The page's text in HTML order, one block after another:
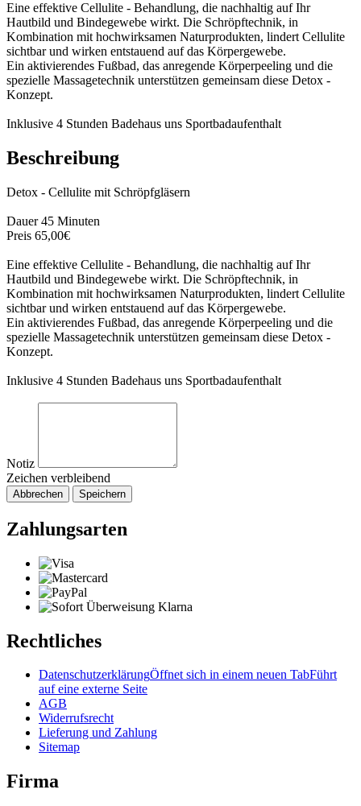
Eine effektive Cellulite - Behandlung, die nachhaltig auf Ihr
Hautbild und Bindegewebe wirkt. Die Schröpftechnik, in
Kombination mit hochwirksamen Naturprodukten, lindert Cellulite
sichtbar und wirken entstauend auf das Körpergewebe.
Ein aktivierendes Fußbad, das anregende Körperpeeling und die
spezielle Massagetechnik unterstützen gemeinsam diese Detox -
Konzept.
Inklusive 4 Stunden Badehaus uns Sportbadaufenthalt
Beschreibung
Detox - Cellulite mit Schröpfgläsern
Dauer 45 Minuten
Preis 65,00€
Eine effektive Cellulite - Behandlung, die nachhaltig auf Ihr
Hautbild und Bindegewebe wirkt. Die Schröpftechnik, in
Kombination mit hochwirksamen Naturprodukten, lindert Cellulite
sichtbar und wirken entstauend auf das Körpergewebe.
Ein aktivierendes Fußbad, das anregende Körperpeeling und die
spezielle Massagetechnik unterstützen gemeinsam diese Detox -
Konzept.
Inklusive 4 Stunden Badehaus uns Sportbadaufenthalt
Notiz
Zeichen verbleibend
Abbrechen Speichern
Zahlungsarten
Rechtliches
DatenschutzerklärungÖffnet sich in einem neuen TabFührt
auf eine externe Seite
AGB
Widerrufsrecht
Lieferung und Zahlung
Sitemap
Firma